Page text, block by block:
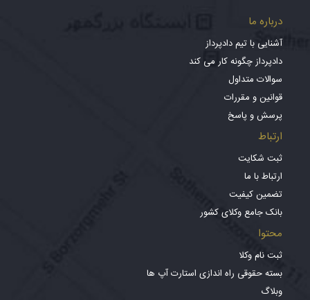
درباره ما
آشنایی با تیم دادپرداز
دادپرداز چگونه کار می کند
سوالات متداول
قوانین و مقررات
پرسش و پاسخ
ارتباط
ثبت شکایت
ارتباط با ما
تضمین کیفیت
بانک جامع وکلای کشور
محتوا
ثبت نام وکلا
بسته حقوقی راه اندازی استارت آپ ها
وبلاگ